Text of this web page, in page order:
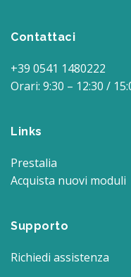
Contattaci
+39 0541 1480222
Orari: 9:30 – 12:30 /
Links
Prestalia
Acquista nuovi moduli
Supporto
Richiedi assistenza